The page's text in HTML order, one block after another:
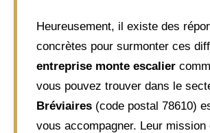
Heureusement, il existe des
concrètes pour surmonter ces
entreprise monte escalier
vous pouvez trouver dans le
Bréviaires (code postal 78610)
vous accompagner. Leur mission